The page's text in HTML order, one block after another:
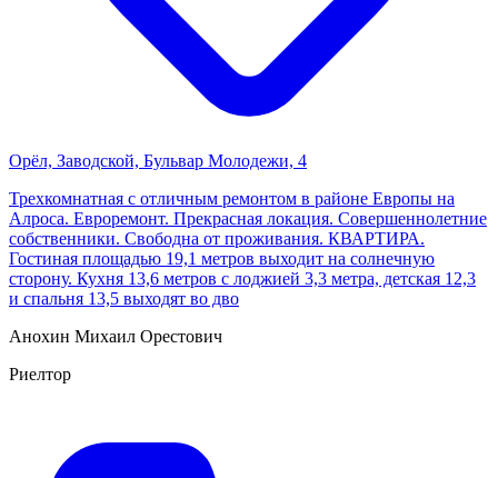
Орёл, Заводской, Бульвар Молодежи, 4
Трехкомнатная с отличным ремонтом в районе Европы на
Алроса. Евроремонт. Прекрасная локация. Совершеннолетние
собственники. Свободна от проживания. КВАРТИРА.
Гостиная площадью 19,1 метров выходит на солнечную
сторону. Кухня 13,6 метров с лоджией 3,3 метра, детская 12,3
и спальня 13,5 выходят во дво
Анохин Михаил Орестович
Риелтор